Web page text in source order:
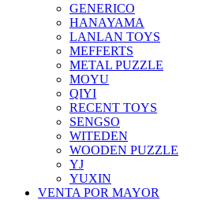
GENERICO
HANAYAMA
LANLAN TOYS
MEFFERTS
METAL PUZZLE
MOYU
QIYI
RECENT TOYS
SENGSO
WITEDEN
WOODEN PUZZLE
YJ
YUXIN
VENTA POR MAYOR